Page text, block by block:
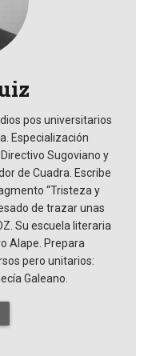
pos universitarios
Especialización
Sugoviano y
de Cuadra. Escribe
“Tristeza y
de trazar unas
Su escuela literaria
Alape. Prepara
pero unitarios:
Galeano.